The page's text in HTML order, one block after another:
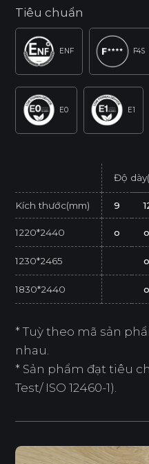
Tiêu chuẩn
ENF F4S
E0 E1
Độ
Kích thước(mm) 9
1220*2440 o o
1230*2465 o
1830*2440 o
* Tuỳ theo mã sản
nhau.
* Sản phẩm đạt tiêu
Test/ ISO 12460-1).